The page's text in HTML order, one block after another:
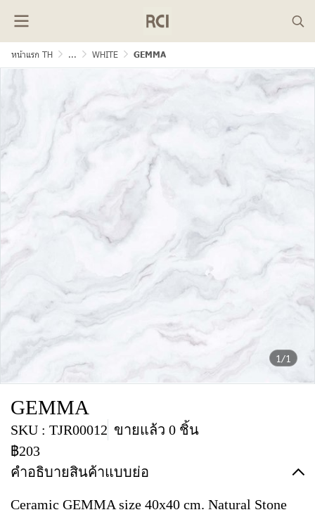
หน้าแรก TH ... WHITE GEMMA
1/1
GEMMA
SKU : TJR00012 ขายแล้ว 0 ชิ้น
฿203
คำอธิบายสินค้าแบบย่อ
Ceramic GEMMA size 40x40 cm. Natural Stone